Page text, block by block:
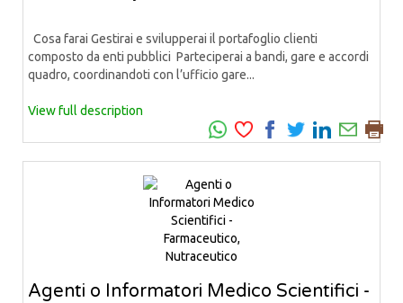
Cosa farai Gestirai e svilupperai il portafoglio clienti
composto da enti pubblici Parteciperai a bandi, gare e accordi
quadro, coordinandoti con l’ufficio gare...
View full description
Agenti o Informatori Medico Scientifici -